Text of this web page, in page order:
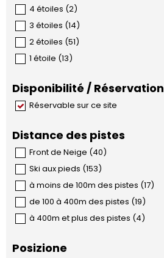
4 étoiles (2)
3 étoiles (14)
2 étoiles (51)
1 étoile (13)
Disponibilité / Réservation
Réservable sur ce site
Distance des pistes
Front de Neige (40)
Ski aux pieds (153)
à moins de 100m des pistes (17)
de 100 à 400m des pistes (19)
à 400m et plus des pistes (4)
Posizione